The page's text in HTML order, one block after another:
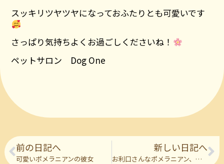
スッキリツヤツヤになっておふたりとも可愛いです
さっぱり気持ちよくお過ごしくださいね！
ペットサロン Dog One
前の日記へ
可愛いポメラニアンの彼女
新しい日記へ
お利口さんなポメラニアン、マルチーズのお二人